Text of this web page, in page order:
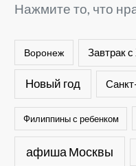
Нажмите то, что
Воронеж Завтрак
Новый год
Филиппины с ребенком
афиша Москвы